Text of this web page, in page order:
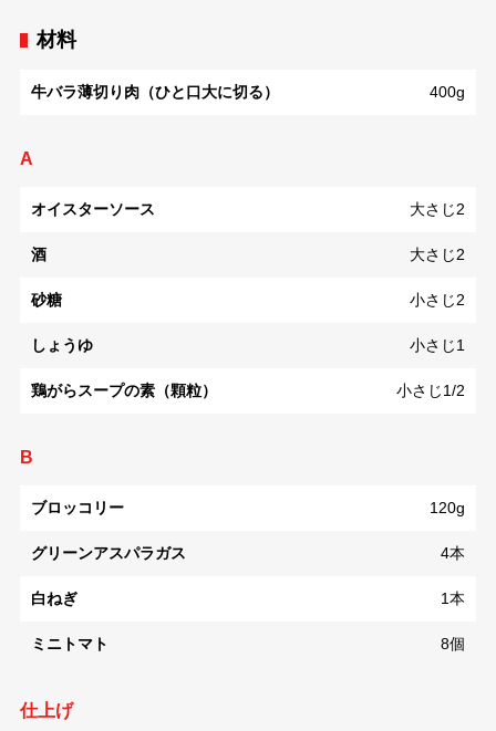
材料
牛バラ薄切り肉（ひと口大に切る） 400g
A
オイスターソース 大さじ2
酒 大さじ2
砂糖 小さじ2
しょうゆ 小さじ1
鶏がらスープの素（顆粒） 小さじ1/2
B
ブロッコリー 120g
グリーンアスパラガス 4本
白ねぎ 1本
ミニトマト 8個
仕上げ